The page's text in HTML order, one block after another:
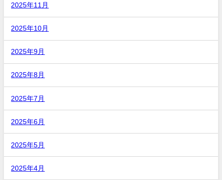
2025年11月
2025年10月
2025年9月
2025年8月
2025年7月
2025年6月
2025年5月
2025年4月